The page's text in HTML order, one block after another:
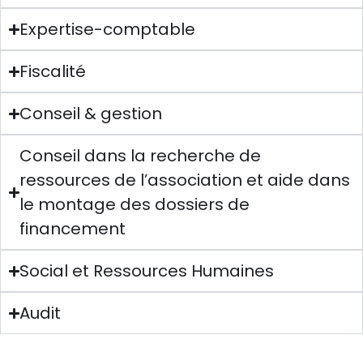
Expertise-comptable
Fiscalité
Conseil & gestion
Conseil dans la recherche de
ressources de l’association et aide dans
le montage des dossiers de
financement
Social et Ressources Humaines
Audit